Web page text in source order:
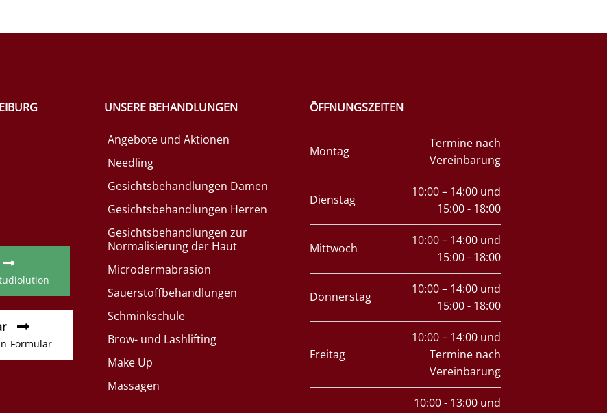
Formular
UNSERE BEHANDLUNGEN
Angebote und Aktionen
Needling
Gesichtsbehandlungen Damen
Gesichtsbehandlungen Herren
Gesichtsbehandlungen zur
Normalisierung der Haut
Microdermabrasion
Sauerstoffbehandlungen
Schminkschule
Brow- und Lashlifting
Make Up
Massagen
ÖFFNUNGSZEITEN
Montag
Termine nach
Vereinbarung
Dienstag
10:00 – 14:00 und
15:00 - 18:00
Mittwoch
10:00 – 14:00 und
15:00 - 18:00
Donnerstag
10:00 – 14:00 und
15:00 - 18:00
Freitag
10:00 – 14:00 und
Termine nach
Vereinbarung
10:00 - 13:00 und